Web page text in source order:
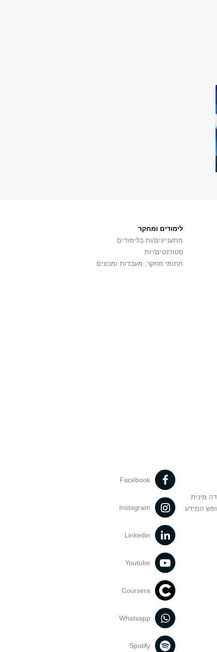
לימודים ומחקר
מתעניינים/ות בלימודים
סטודנטים/יות
תחומי מחקר, מעבדות ומכונים
מינית
המידע
Facebook
Instagram
Linkedin
Youtube
Coursera
Whatsapp
Spotify